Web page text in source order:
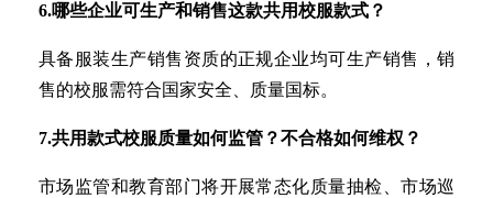
6.哪些企业可生产和销售这款共用校服款式？
具备服装生产销售资质的正规企业均可生产销售，销
售的校服需符合国家安全、质量国标。
7.共用款式校服质量如何监管？不合格如何维权？
市场监管和教育部门将开展常态化质量抽检、市场巡